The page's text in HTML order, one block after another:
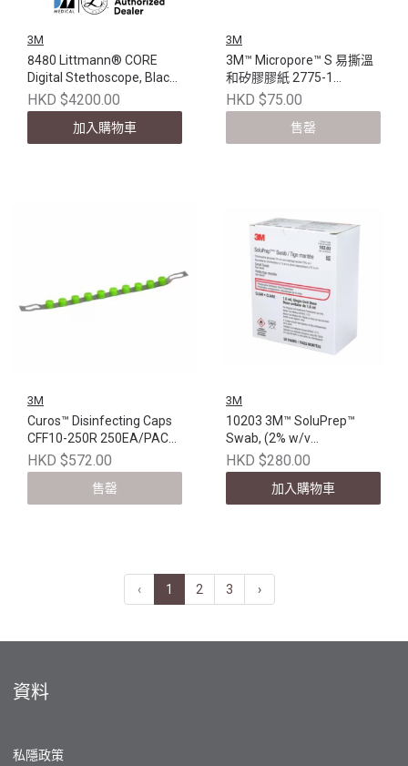
3M
8480 Littmann® CORE
Digital Stethoscope, Black
Chestpiece, Tube, Stem
and Headset, 27 inch
HKD $4200.00
加入購物車
3M
3M™ Micropore™ S 易撕溫
和矽膠膠紙 2775-1
(2.5cmx5cm) (1卷/盒)
HKD $75.00
售罄
3M
Curos™ Disinfecting Caps
CFF10-250R 250EA/PACK
(不適用於所有優惠/折扣/
積分計劃)
HKD $572.00
售罄
3M
10203 3M™ SoluPrep™
Swab, (2% w/v
chlorhexidine gluconate
and 70% v/v isopropyl
alcohol), clear, small (不適
用於所有優惠/折扣/積分計
HKD $280.00
加入購物車
‹ 1 2 3 ›
資料
私隱政策